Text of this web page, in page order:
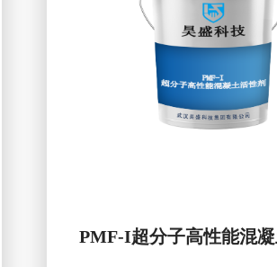
PMF-I超分子高性能混凝